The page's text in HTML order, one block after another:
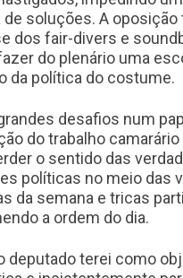
soluções. A oposição
dos fair-divers e
do plenário uma
da política do costume.
desafios num
do trabalho camarário
o sentido das
políticas no meio das
da semana e tricas
a ordem do dia.
deputado terei como